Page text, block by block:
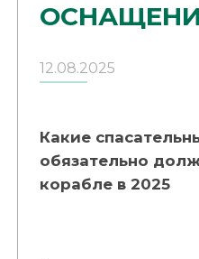
12.08.2025
Какие
обязательно
корабле в 2025